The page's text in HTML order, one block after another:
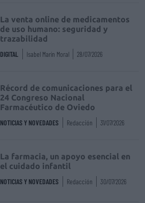
La venta online de medicamentos
de uso humano: seguridad y
trazabilidad
DIGITAL Isabel Marín Moral 28/07/2026
Récord de comunicaciones para el
24 Congreso Nacional
Farmacéutico de Oviedo
NOTICIAS Y NOVEDADES Redacción 31/07/2026
La farmacia, un apoyo esencial en
el cuidado infantil
NOTICIAS Y NOVEDADES Redacción 30/07/2026